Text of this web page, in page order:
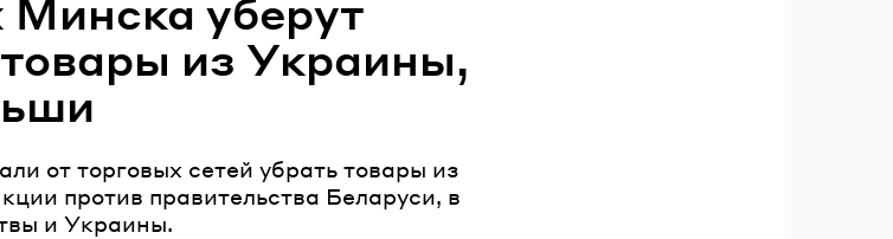
Минска уберут
из Украины,
от торговых сетей убрать товары из
против правительства Беларуси, в
и Украины.